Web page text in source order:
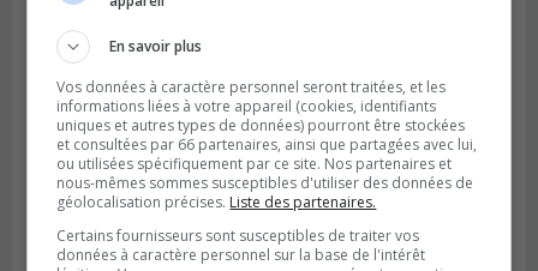
SAINT-HUBERT
Publié le 6 août 2026 à 09h39
En savoir plus
Vos données à caractère personnel seront traitées, et les
informations liées à votre appareil (cookies, identifiants
uniques et autres types de données) pourront être stockées
et consultées par 66 partenaires, ainsi que partagées avec lui,
ou utilisées spécifiquement par ce site. Nos partenaires et
nous-mêmes sommes susceptibles d'utiliser des données de
géolocalisation précises. Liste des partenaires.
Certains fournisseurs sont susceptibles de traiter vos
données à caractère personnel sur la base de l'intérêt